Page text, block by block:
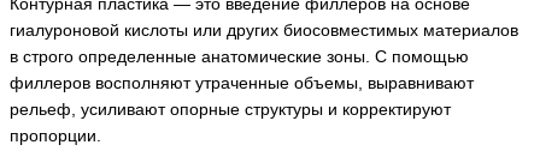
Контурная пластика — это введение филлеров на основе
гиалуроновой кислоты или других биосовместимых материалов
в строго определенные анатомические зоны. С помощью
филлеров восполняют утраченные объемы, выравнивают
рельеф, усиливают опорные структуры и корректируют
пропорции.